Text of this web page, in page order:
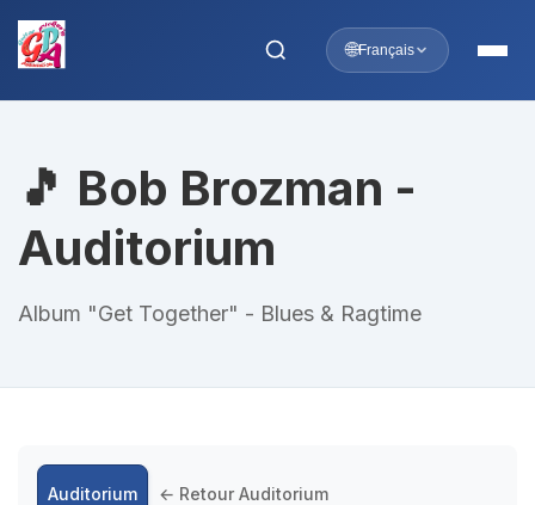
🌐Français
🎵 Bob Brozman -
Auditorium
Album "Get Together" - Blues & Ragtime
Auditorium ← Retour Auditorium